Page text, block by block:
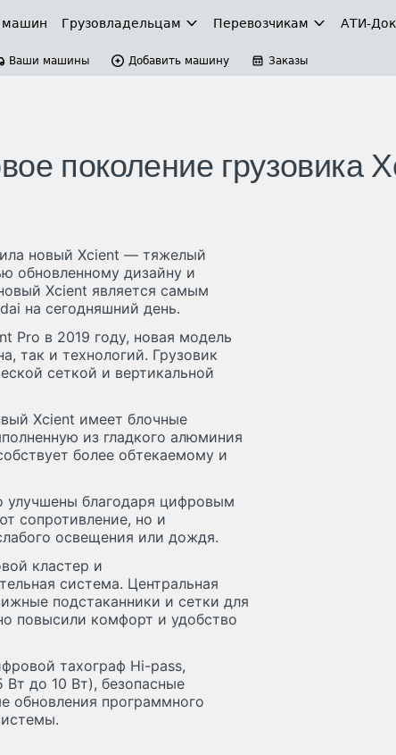
машин Грузовладельцам Перевозчикам АТИ-
Ваши машины Добавить машину Заказы
поколение грузовика
новый Xcient — тяжелый
обновленному дизайну и
Xcient является самым
на сегодняшний день.
Pro в 2019 году, новая модель
так и технологий. Грузовик
сеткой и вертикальной
Xcient имеет блочные
из гладкого алюминия
более обтекаемому и
улучшены благодаря цифровым
сопротивление, но и
освещения или дождя.
кластер и
система. Центральная
подстаканники и сетки для
повысили комфорт и удобство
тахограф Hi-pass,
Вт до 10 Вт), безопасные
обновления программного